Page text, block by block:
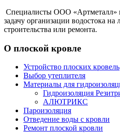
Специалисты ООО «Артметалл»
задачу организации водостока
строительства или ремонта.
О плоской кровле
Устройство плоских кровель
Выбор утеплителя
Материалы для
Гидроизоляция
АЛЮТРИКС
Пароизоляция
Отведение воды с кровли
Ремонт плоской кровли